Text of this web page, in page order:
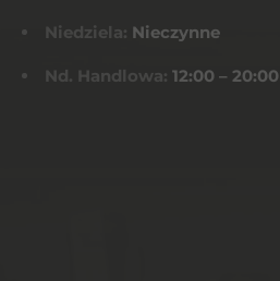
Niedziela: Nieczynne
Nd. Handlowa: 12:00 – 20:00